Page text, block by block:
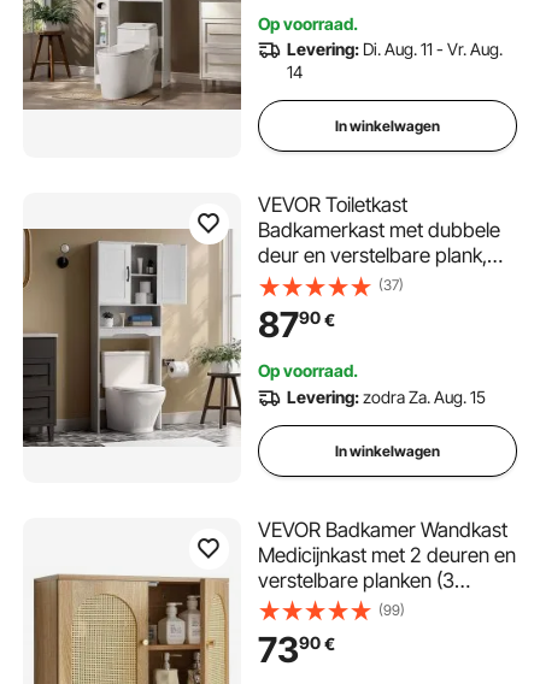
Opbergkast Wit
Op voorraad.
Levering: Di. Aug. 11 - Vr. Aug.
14
In winkelwagen
VEVOR Toiletkast
Badkamerkast met dubbele
deur en verstelbare plank,
ruimtebesparende
badkamerkast met 3 niveaus
boven het toilet met open
Opbergkast Wit
(37)
8790€
Op voorraad.
Levering:zodra Za. Aug. 15
In winkelwagen
VEVOR Badkamer Wandkast
Medicijnkast met 2 deuren en
verstelbare planken (3
hoogteniveaus), Opbergkast
Wandkast met open
scheidingswand voor Keuken
(99)
7390€